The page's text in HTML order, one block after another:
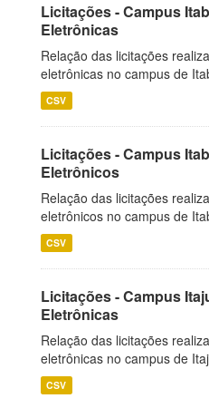
Licitações - Campus
Eletrônicas
Relação das licitações
eletrônicas no campus de
CSV
Licitações - Campus
Eletrônicos
Relação das licitações
eletrônicos no campus de
CSV
Licitações - Campus
Eletrônicas
Relação das licitações
eletrônicas no campus de
CSV